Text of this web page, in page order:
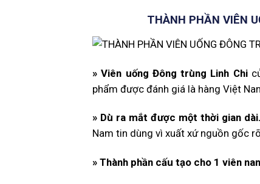
THÀNH PHẦN VIÊN
» Viên uống Đông trùng Linh Chi
phẩm được đánh giá là hàng Việt
» Dù ra mắt được một thời gian dài.
Nam tin dùng vì xuất xứ nguồn gốc
» Thành phần cấu tạo cho 1 viên